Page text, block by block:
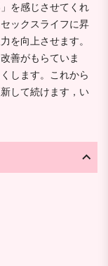
を感じさせてくれ
ックスライフに昇
を向上させます。
善がもらていま
します。これから
して続けます，い